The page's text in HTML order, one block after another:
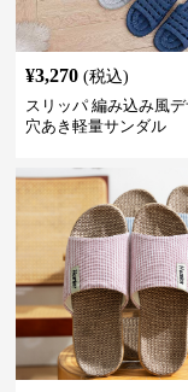
¥3,270 (税込)
スリッパ 編み込み風
穴あき軽量サンダル